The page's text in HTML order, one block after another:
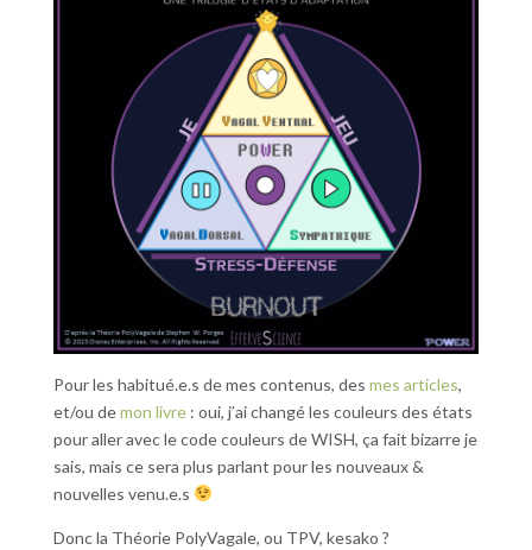
Pour les habitué.e.s de mes contenus, des mes articles,
et/ou demon livre: oui, j’ai changé les couleurs des états
pour aller avec le code couleurs de WISH, ça fait bizarre je
sais, mais ce sera plus parlant pour les nouveaux &
nouvelles venu.e.s
Donc la Théorie PolyVagale, ou TPV, kesako ?